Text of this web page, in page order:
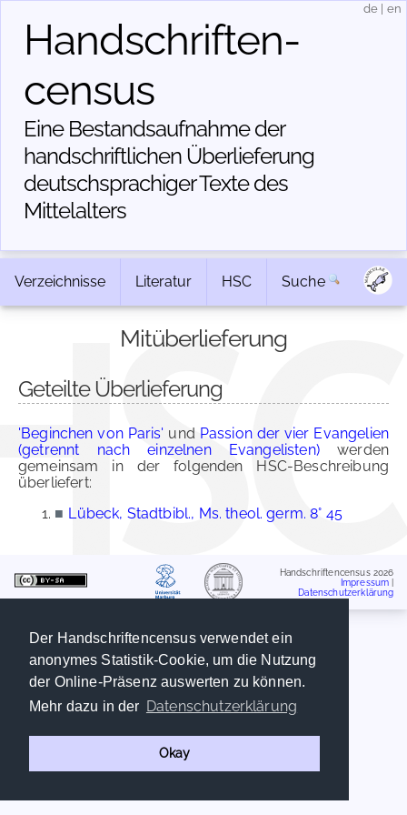
Der Handschriftencensus verwendet ein
anonymes Statistik-Cookie, um die Nutzung
der Online-Präsenz auswerten zu können.
Mehr dazu in der Datenschutzerklärung
Okay
Handschriften­
census
Eine Bestandsaufnahme der
handschriftlichen Über­lieferung
deutschsprachiger Texte des
Mittelalters
de en
Verzeichnisse Literatur HSC Suche
Mitüberlieferung
Geteilte Überlieferung
'Beginchen von Paris' und Passion der vier Evangelien
(getrennt nach einzelnen Evangelisten)werden
gemeinsam in der folgenden HSC-Beschreibung
überliefert:
■ Lübeck, Stadtbibl., Ms. theol. germ. 8° 45
Handschriftencensus 2026
Impressum
Datenschutzerklärung